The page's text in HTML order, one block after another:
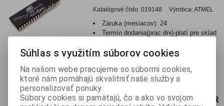
Katalógové číslo: 019148 Výrobca:ATMEL
Záruka (mesiacov): 24
Termín dodania(prac.dni)-platí pre sklad
Hmotnosť:0,003 kg
Integrovaný obvod, 8bit MCU 128B RAM
4–40MHz DIP40
5,50 EUR
Súhlas s využitím súborov cookies
Na našom webe pracujeme so súbormi cookies,
ktoré nám pomáhajú skvalitniť naše služby a
personalizovať ponuky.
Súbory cookies si pamätajú, čo a ako vo svojom